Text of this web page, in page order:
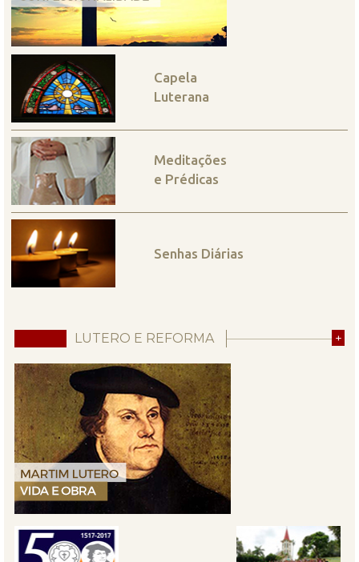
Capela
Luterana
Meditações
e Prédicas
Senhas Diárias
LUTERO E REFORMA +